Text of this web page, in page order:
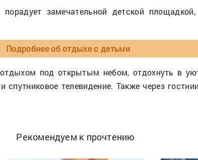
замечательной детской
Подробнее об отдыхе с детьми
под открытым небом, отдохнуть в
телевидение. Также через
Рекомендуем к прочтению